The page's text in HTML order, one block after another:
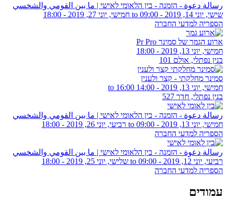
رسالة دعوة - הזמנה - בין הלאומי לאישי | ما بين القومي والشخسي
שישי, יוני 14, 2019 - 09:00
חמישי, יוני 27, 2019 - 18:00
הספריה למדעי החברה
ארוע הגמר של סמינר Pr Pro
חמישי, יוני 13, 2019 - 18:00
בנין נפתלי, אולם 101
סמינר מחלקתי - קצר ולענין
חמישי, יוני 13, 2019 -
14:00
16:00
בנין נפתלי, חדר 527
رسالة دعوة - הזמנה - בין הלאומי לאישי | ما بين القومي والشخسي
חמישי, יוני 13, 2019 - 09:00
רביעי, יוני 26, 2019 - 18:00
הספריה למדעי החברה
رسالة دعوة - הזמנה - בין הלאומי לאישי | ما بين القومي والشخسي
רביעי, יוני 12, 2019 - 09:00
שלישי, יוני 25, 2019 - 18:00
הספריה למדעי החברה
עמודים